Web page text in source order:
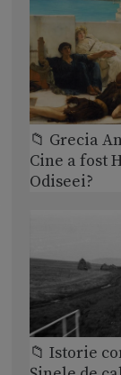
📁 Grecia
Cine a fost
Odiseei?
📁 Istorie